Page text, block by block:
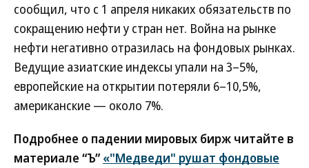
сообщил, что с 1 апреля никаких обязательств по
сокращению нефти у стран нет. Война на рынке
нефти негативно отразилась на фондовых рынках.
Ведущие азиатские индексы упали на 3–5%,
европейские на открытии потеряли 6–10,5%,
американские — около 7%.
Подробнее о падении мировых бирж читайте в
материале “Ъ” «"Медведи" рушат фондовые